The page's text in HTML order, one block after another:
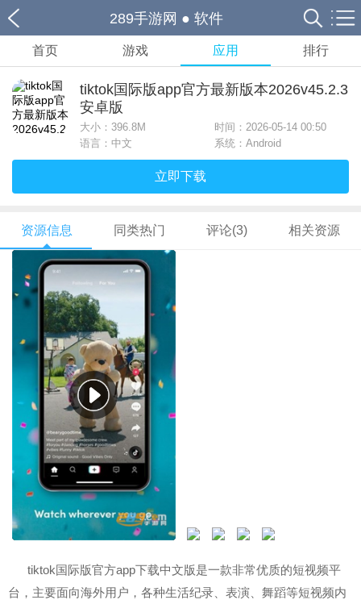
289手游网 ● 软件
首页 游戏 应用 排行
tiktok国际版app官方最新版本2026v45.2.3
安卓版
大小： 396.8M
时间：2026-05-14 00:50
语言：中文
系统：Android
立即下载
资源信息 同类热门 评论(3) 相关资源
tiktok国际版官方app下载中文版是一款非常优质的短视频平
台，主要面向海外用户，各种生活纪录、表演、舞蹈等短视频内